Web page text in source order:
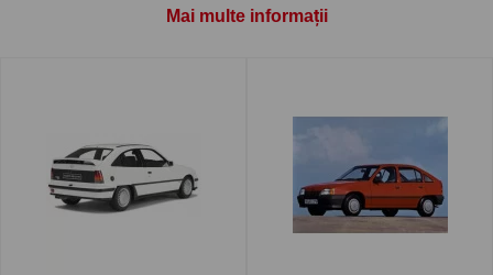
veți găs cârlige remorcare de calitate și
de încredere pentru OPEL KADETT . Toate cârligele de
remorcare au un tratament special de suprafață
anticorozivă și sunt cu
o garanție de 5 ani.
Mai multe informații